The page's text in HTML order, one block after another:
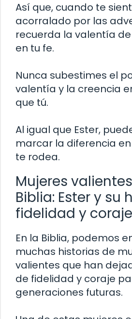
Así que, cuando te
acorralado por las
recuerda la valentía
en tu fe.
Nunca subestimes el
valentía y la creencia
que tú.
Al igual que Ester,
marcar la diferencia
te rodea.
Mujeres
Biblia: Ester y su
fidelidad y coraje
En la Biblia, podemos
muchas historias de
valientes que han
de fidelidad y coraje
generaciones futuras.